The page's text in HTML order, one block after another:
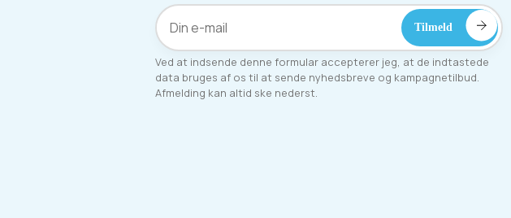
Ved at indsende denne formular accepterer jeg, at de indtastede
data bruges af os til at sende nyhedsbreve og kampagnetilbud.
Afmelding kan altid ske nederst.